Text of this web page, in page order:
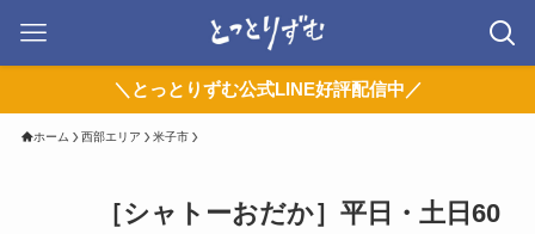
＼とっとりずむ公式LINE好評配信中／
ホーム 西部エリア 米子市
［シャトーおだか］平日・土日60